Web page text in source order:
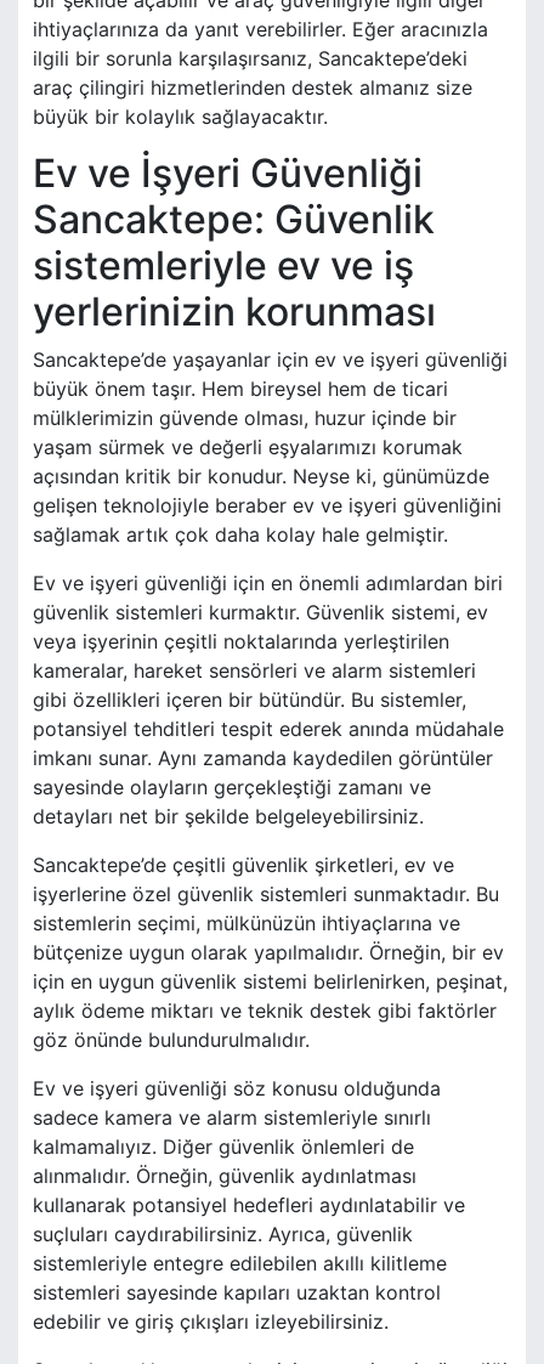
ihtiyaçlarınıza da yanıt verebilirler. Eğer aracınızla
ilgili bir sorunla karşılaşırsanız, Sancaktepe’deki
araç çilingiri hizmetlerinden destek almanız size
büyük bir kolaylık sağlayacaktır.
Ev ve İşyeri Güvenliği
Sancaktepe: Güvenlik
sistemleriyle ev ve iş
yerlerinizin korunması
Sancaktepe’de yaşayanlar için ev ve işyeri güvenliği
büyük önem taşır. Hem bireysel hem de ticari
mülklerimizin güvende olması, huzur içinde bir
yaşam sürmek ve değerli eşyalarımızı korumak
açısından kritik bir konudur. Neyse ki, günümüzde
gelişen teknolojiyle beraber ev ve işyeri güvenliğini
sağlamak artık çok daha kolay hale gelmiştir.
Ev ve işyeri güvenliği için en önemli adımlardan biri
güvenlik sistemleri kurmaktır. Güvenlik sistemi, ev
veya işyerinin çeşitli noktalarında yerleştirilen
kameralar, hareket sensörleri ve alarm sistemleri
gibi özellikleri içeren bir bütündür. Bu sistemler,
potansiyel tehditleri tespit ederek anında müdahale
imkanı sunar. Aynı zamanda kaydedilen görüntüler
sayesinde olayların gerçekleştiği zamanı ve
detayları net bir şekilde belgeleyebilirsiniz.
Sancaktepe’de çeşitli güvenlik şirketleri, ev ve
işyerlerine özel güvenlik sistemleri sunmaktadır. Bu
sistemlerin seçimi, mülkünüzün ihtiyaçlarına ve
bütçenize uygun olarak yapılmalıdır. Örneğin, bir ev
için en uygun güvenlik sistemi belirlenirken, peşinat,
aylık ödeme miktarı ve teknik destek gibi faktörler
göz önünde bulundurulmalıdır.
Ev ve işyeri güvenliği söz konusu olduğunda
sadece kamera ve alarm sistemleriyle sınırlı
kalmamalıyız. Diğer güvenlik önlemleri de
alınmalıdır. Örneğin, güvenlik aydınlatması
kullanarak potansiyel hedefleri aydınlatabilir ve
suçluları caydırabilirsiniz. Ayrıca, güvenlik
sistemleriyle entegre edilebilen akıllı kilitleme
sistemleri sayesinde kapıları uzaktan kontrol
edebilir ve giriş çıkışları izleyebilirsiniz.